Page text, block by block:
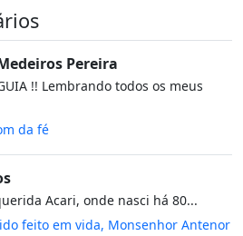
Pereira
!! Lembrando todos os meus
da fé
Acari, onde nasci há 80...
feito em vida, Monsenhor Antenor